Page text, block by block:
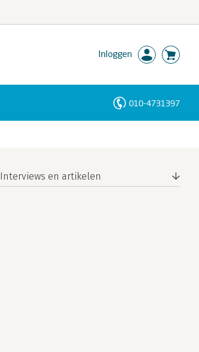
Inloggen
010-4731397
Interviews en artikelen